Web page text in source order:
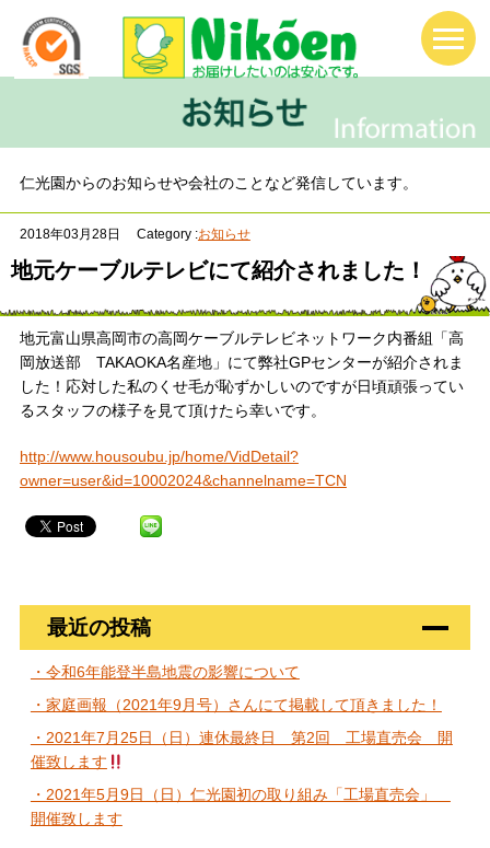
仁光園からのお知らせや会社のことなど発信しています。
2018年03月28日 Category :お知らせ
地元ケーブルテレビにて紹介されました！
地元富山県高岡市の高岡ケーブルテレビネットワーク内番組「高
岡放送部 TAKAOKA名産地」にて弊社GPセンターが紹介されま
した！応対した私のくせ毛が恥ずかしいのですが日頃頑張ってい
るスタッフの様子を見て頂けたら幸いです。
http://www.housoubu.jp/home/VidDetail?
owner=user&id=10002024&channelname=TCN
最近の投稿
・令和6年能登半島地震の影響について
・家庭画報（2021年9月号）さんにて掲載して頂きました！
・2021年7月25日（日）連休最終日 第2回 工場直売会 開
催致します
・2021年5月9日（日）仁光園初の取り組み「工場直売会」
開催致します